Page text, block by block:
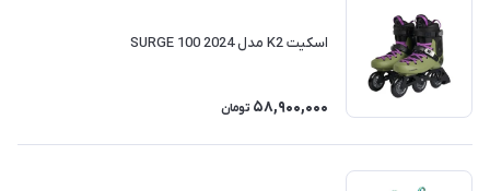
اسکیت K2 مدل SURGE 100 2024
58,900,000 تومان